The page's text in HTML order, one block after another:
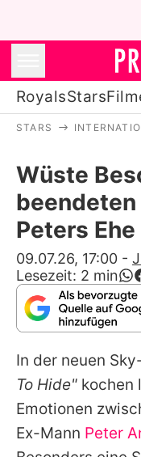
RoyalsStars
Alle
STARS
Wüste
beendeten
Peters Ehe
09.07.26, 17:00 -
Lesezeit: 2 min
In der neuen
To Hide" kochen
Emotionen
Ex-Mann Peter